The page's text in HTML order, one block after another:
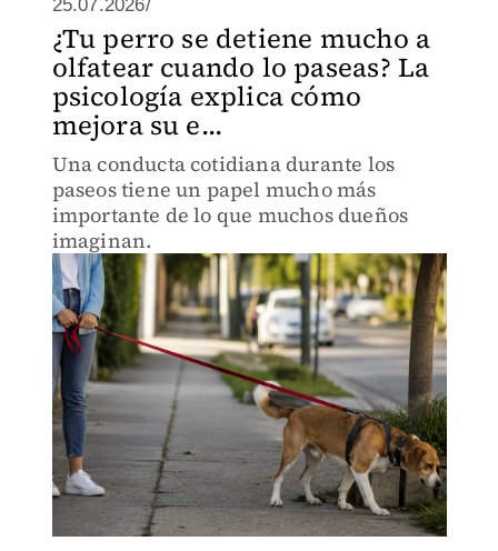
25.07.2026/
¿Tu perro se detiene mucho a
olfatear cuando lo paseas? La
psicología explica cómo
mejora su e...
Una conducta cotidiana durante los
paseos tiene un papel mucho más
importante de lo que muchos dueños
imaginan.